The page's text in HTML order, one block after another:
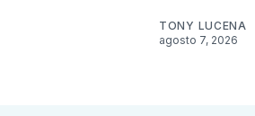
TONY LUCENA
agosto 7, 2026